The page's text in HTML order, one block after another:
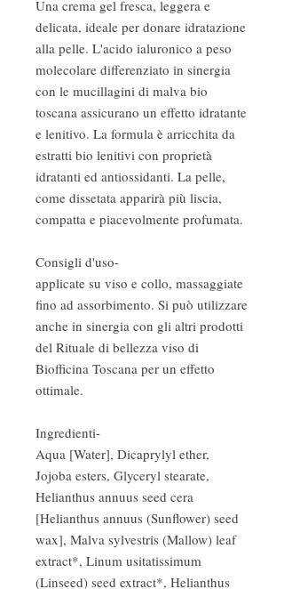
Una crema gel fresca, leggera e
delicata, ideale per donare idratazione
alla pelle. L'acido ialuronico a peso
molecolare differenziato in sinergia
con le mucillagini di malva bio
toscana assicurano un effetto idratante
e lenitivo. La formula è arricchita da
estratti bio lenitivi con proprietà
idratanti ed antiossidanti. La pelle,
come dissetata apparirà più liscia,
compatta e piacevolmente profumata.
Consigli d'uso-
applicate su viso e collo, massaggiate
fino ad assorbimento. Si può utilizzare
anche in sinergia con gli altri prodotti
del Rituale di bellezza viso di
Biofficina Toscana per un effetto
ottimale.
Ingredienti-
Aqua [Water], Dicaprylyl ether,
Jojoba esters, Glyceryl stearate,
Helianthus annuus seed cera
[Helianthus annuus (Sunflower) seed
wax], Malva sylvestris (Mallow) leaf
extract*, Linum usitatissimum
(Linseed) seed extract*, Helianthus